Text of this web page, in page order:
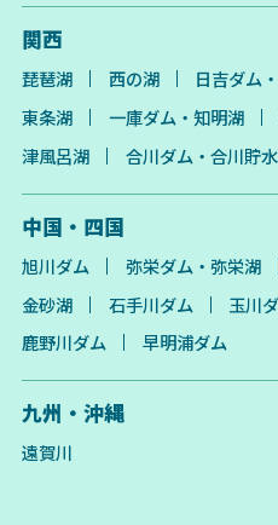
関西
琵琶湖 西の湖 日吉ダム
東条湖
一庫ダム・知明湖
津風呂湖
合川ダム・合川貯
中国・四国
旭川ダム 弥栄ダム・弥栄湖
金砂湖
石手川ダム 玉川
鹿野川ダム
早明浦ダム
九州・沖縄
遠賀川